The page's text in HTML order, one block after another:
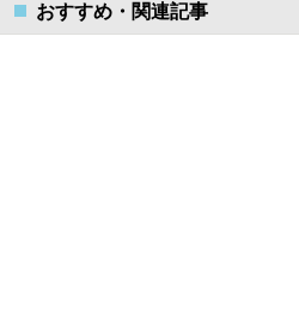
おすすめ・関連記事